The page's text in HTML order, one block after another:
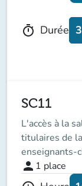
timer Durée
SC11
L'accès à la
titulaires de
enseignants-
person 1 place